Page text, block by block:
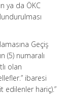
ya da ÖKC
Geçiş
(5) numaralı
olan
ibaresi
edilenler hariç).”